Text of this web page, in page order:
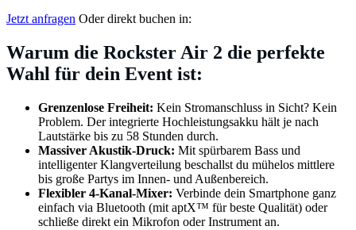
Jetzt anfragen Oder direkt buchen in:
Warum die Rockster Air 2 die perfekte
Wahl für dein Event ist:
Grenzenlose Freiheit: Kein Stromanschluss in Sicht? Kein
Problem. Der integrierte Hochleistungsakku hält je nach
Lautstärke bis zu 58 Stunden durch.
Massiver Akustik-Druck: Mit spürbarem Bass und
intelligenter Klangverteilung beschallst du mühelos mittlere
bis große Partys im Innen- und Außenbereich.
Flexibler 4-Kanal-Mixer: Verbinde dein Smartphone ganz
einfach via Bluetooth (mit aptX™ für beste Qualität) oder
schließe direkt ein Mikrofon oder Instrument an.